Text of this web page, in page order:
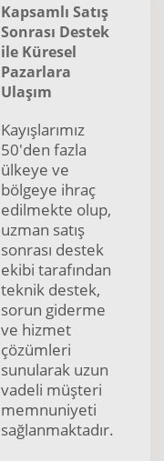
Kapsamlı Satış
Sonrası Destek
ile Küresel
Pazarlara
Ulaşım
Kayışlarımız
50'den fazla
ülkeye ve
bölgeye ihraç
edilmekte olup,
uzman satış
sonrası destek
ekibi tarafından
teknik destek,
sorun giderme
ve hizmet
çözümleri
sunularak uzun
vadeli müşteri
memnuniyeti
sağlanmaktadır.